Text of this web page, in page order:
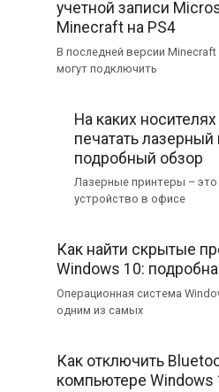
учетной записи
Minecraft на PS4
В последней версии Minecraft
могут подключить
На каких
печатать лазерный
подробный обзор
Лазерные принтеры –
устройство в офисе
Как найти скрытые
Windows 10:
Операционная система
одним из самых
Как отключить
компьютере Windows